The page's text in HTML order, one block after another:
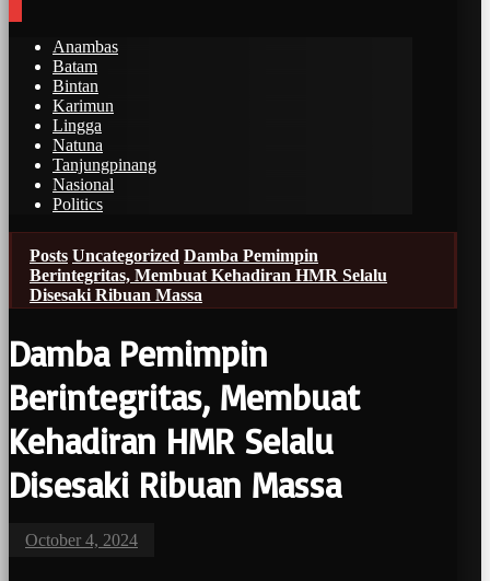
Anambas
Batam
Bintan
Karimun
Lingga
Natuna
Tanjungpinang
Nasional
Politics
Posts Uncategorized Damba Pemimpin
Berintegritas, Membuat Kehadiran HMR Selalu
Disesaki Ribuan Massa
Damba Pemimpin
Berintegritas, Membuat
Kehadiran HMR Selalu
Disesaki Ribuan Massa
October 4, 2024